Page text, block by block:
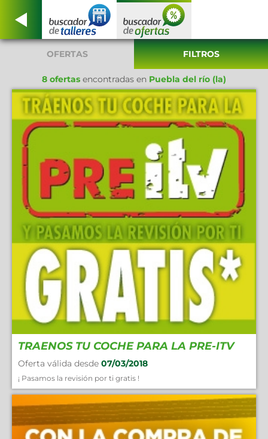
OFERTAS FILTROS
8 ofertas encontradas en Puebla del río (la)
TRAENOS TU COCHE PARA LA PRE-ITV
Oferta válida desde 07/03/2018
¡ Pasamos la revisión por ti gratis !